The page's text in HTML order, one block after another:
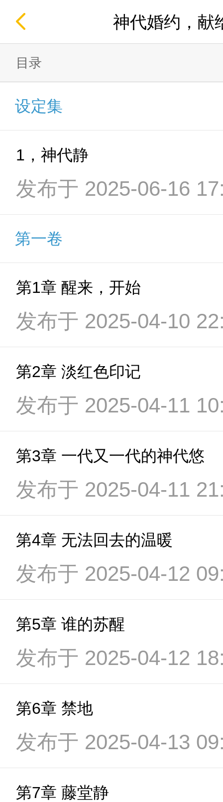
神代婚约，献
目录
设定集
1，神代静
发布于 2025-06-16
第一卷
第1章 醒来，开始
发布于 2025-04-10
第2章 淡红色印记
发布于 2025-04-11
第3章 一代又一代的神代悠
发布于 2025-04-11
第4章 无法回去的温暖
发布于 2025-04-12
第5章 谁的苏醒
发布于 2025-04-12
第6章 禁地
发布于 2025-04-13
第7章 藤堂静